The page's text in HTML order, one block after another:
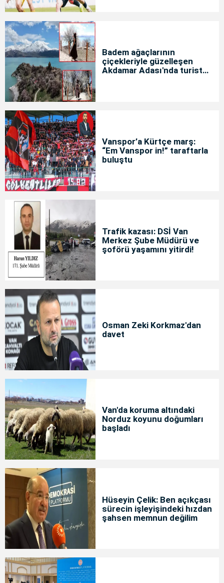
Badem ağaçlarının
çiçekleriyle güzelleşen
Akdamar Adası'nda turist
Vanspor’a Kürtçe marş:
“Em Vanspor in!” taraftarla
buluştu
Trafik kazası: DSİ Van
Merkez Şube Müdürü ve
şoförü yaşamını yitirdi!
Osman Zeki Korkmaz'dan
davet
Van'da koruma altındaki
Norduz koyunu doğumları
başladı
Hüseyin Çelik: Ben açıkçası
sürecin işleyişindeki hızdan
şahsen memnun değilim